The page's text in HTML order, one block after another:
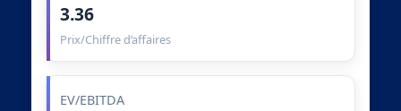
3.36
Prix/Chiffre d’affaires
EV/EBITDA